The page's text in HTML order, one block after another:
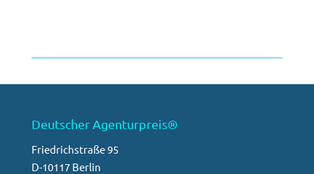
Deutscher Agenturpreis®
Friedrichstraße 95
D-10117 Berlin